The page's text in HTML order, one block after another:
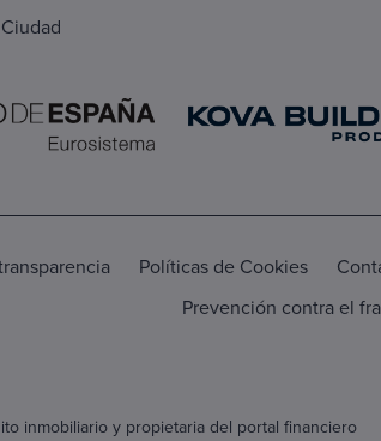
Políticas de Cookies
Prevención contra el
inmobiliario y propietaria del portal financiero